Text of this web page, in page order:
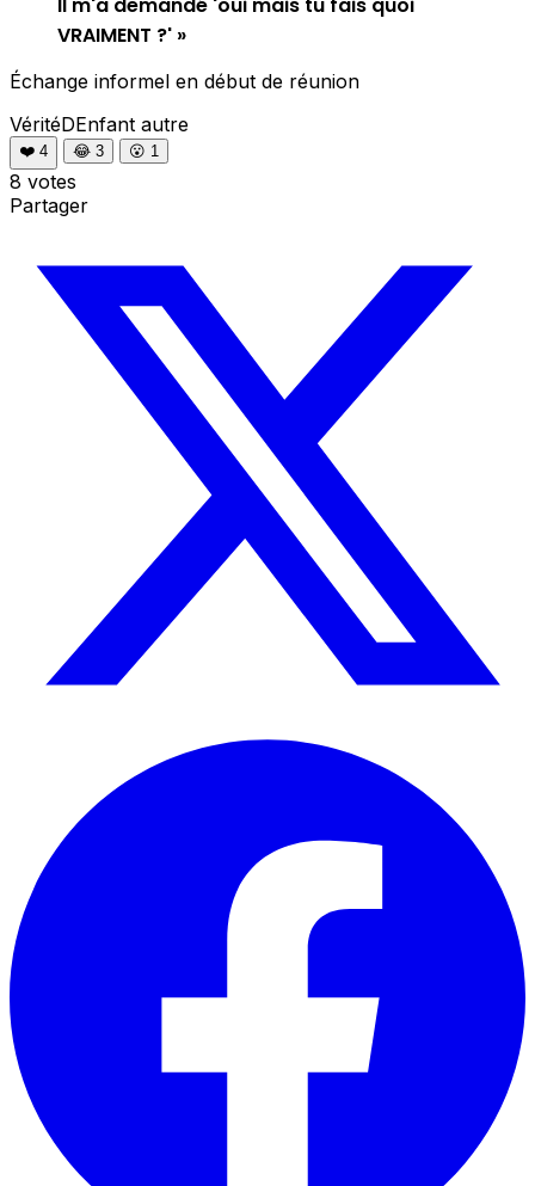
VRAIMENT ?' »
Échange informel en début de réunion
VéritéDEnfant autre
❤️ 4 😂 3 😮 1
8 votes
Partager